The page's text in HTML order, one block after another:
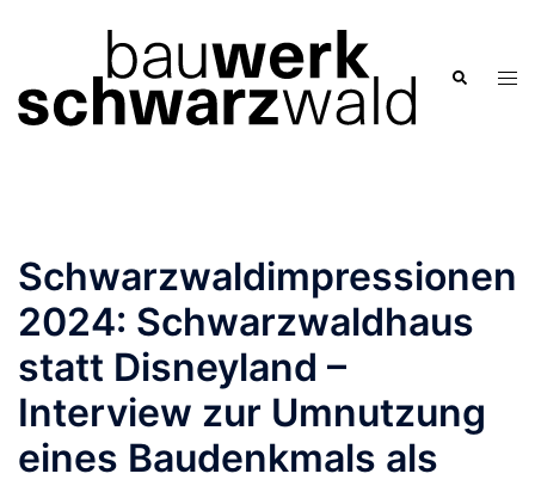
Suche
Schwarzwaldimpressionen
2024: Schwarzwaldhaus
statt Disneyland –
Interview zur Umnutzung
eines Baudenkmals als